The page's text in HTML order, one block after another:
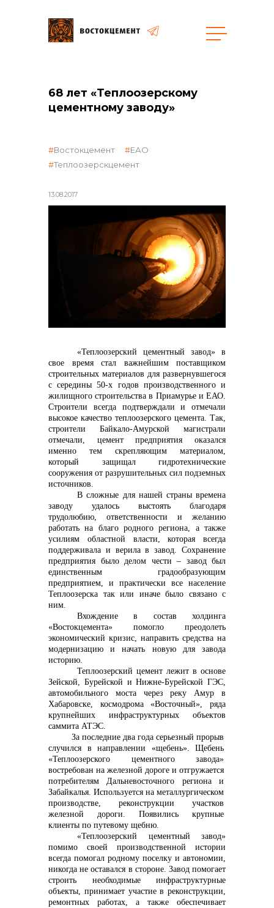
общая информация
реализация неликвидов
контакты отдела закупок
Контакты
+7 (423) 234 50 50
info@vostokcement.ru
68 лет «Теплоозерскому
цементному заводу»
13.08.2017
Востокцемент
ЕАО
Теплоозерскцемент
«Теплоозерский цементный завод» в
свое время стал важнейшим поставщиком
строительных материалов для развернувшегося
с середины 50-х годов производственного и
жилищного строительства в Приамурье и ЕАО.
Строители всегда подтверждали и отмечали
высокое качество теплоозерского цемента. Так,
строители Байкало-Амурской магистрали
отмечали, цемент предприятия оказался
именно тем скрепляющим материалом,
который защищал гидротехнические
сооружения от разрушительных сил подземных
источников.
В сложные для нашей страны времена
заводу удалось выстоять благодаря
трудолюбию, ответственности и желанию
работать на благо родного региона, а также
усилиям областной власти, которая всегда
поддерживала и верила в завод. Сохранение
предприятия было делом чести – завод был
единственным градообразующим
предприятием, и практически все население
Теплоозерска так или иначе было связано с
ним.
Вхождение в состав холдинга
«Востокцемента» помогло преодолеть
экономический кризис, направить средства на
модернизацию и начать новую для завода
историю.
Теплоозерский цемент лежит в основе
Зейской, Бурейской и Нижне-Бурейской ГЭС,
автомобильного моста через реку Амур в
Хабаровске, космодрома «Восточный»,ряда
крупнейших инфраструктурных объектов
саммита АТЭС.
За последние два года серьезный прорыв
случился в направлении «щебень». Щебень
«Теплоозерского цементного завода»
востребован на железной дороге и отгружается
потребителям Дальневосточного региона и
Забайкалья. Используется на металлургическом
производстве, реконструкции участков
железной дороги. Появились крупные
клиенты по путевому щебню.
«Теплоозерский цементный завод»
помимо своей производственной истории
всегда помогал родному поселку и автономии,
никогда не оставался в стороне. Завод помогает
строить необходимые инфраструктурные
объекты, принимает участие в реконструкции,
ремонтных работах, а также обеспечивает